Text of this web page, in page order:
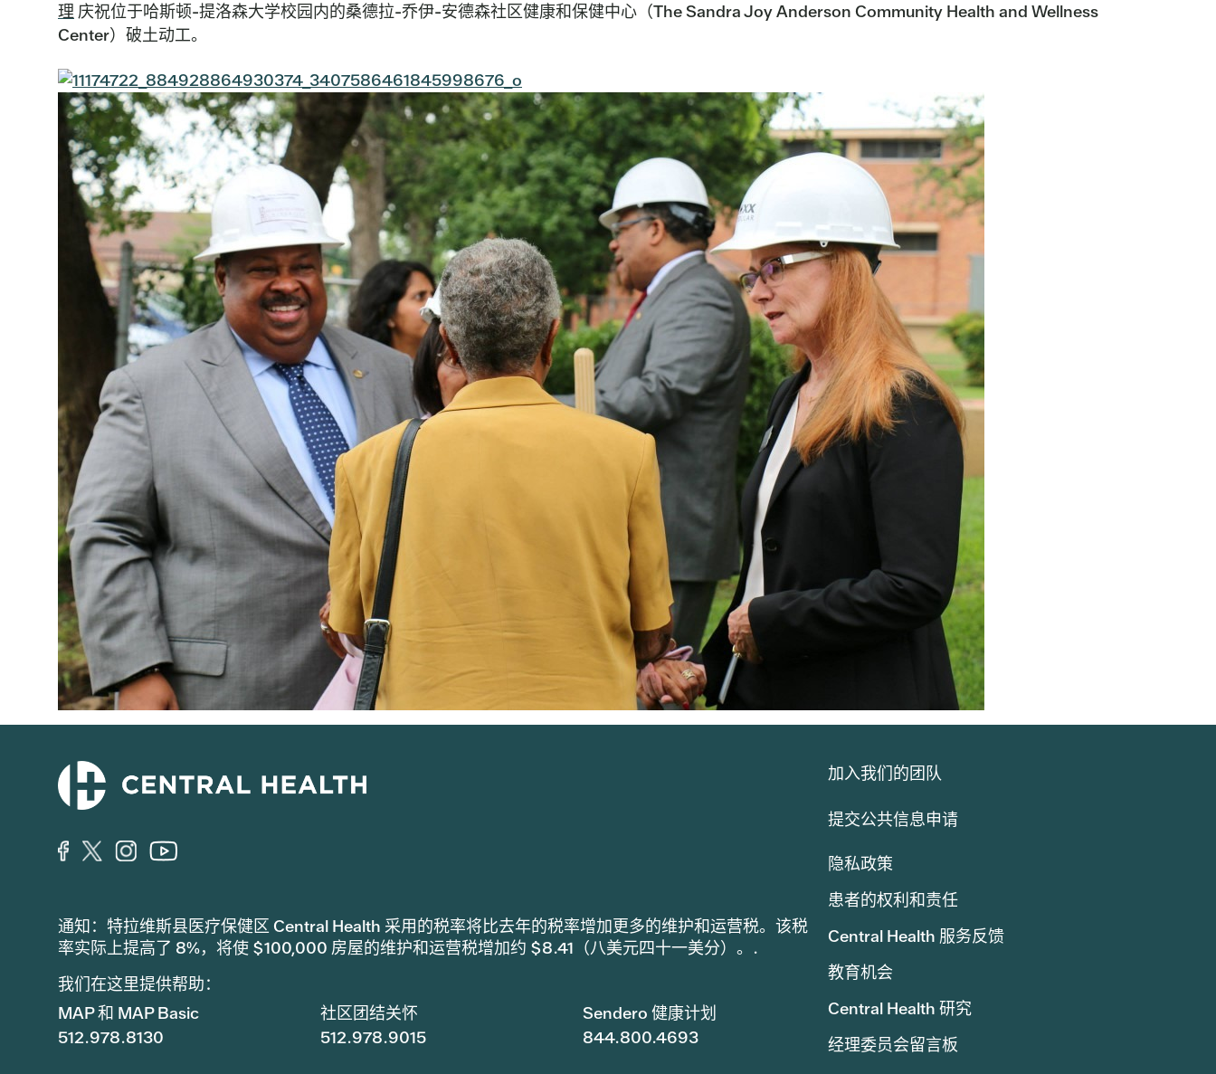
理 庆祝位于哈斯顿-提洛森大学校园内的桑德拉-乔伊-安德森社区健康和保健中心（The Sandra Joy Anderson Community Health and Wellness
Center）破土动工。
通知：特拉维斯县医疗保健区 Central Health 采用的税率将比去年的税率增加更多的维护和运营税。该税
率实际上提高了 8%，将使 $100,000 房屋的维护和运营税增加约 $8.41（八美元四十一美分）。.
我们在这里提供帮助：
MAP 和 MAP Basic
512.978.8130
社区团结关怀
512.978.9015
Sendero 健康计划
844.800.4693
加入我们的团队
提交公共信息申请
隐私政策
患者的权利和责任
Central Health 服务反馈
教育机会
Central Health 研究
经理委员会留言板